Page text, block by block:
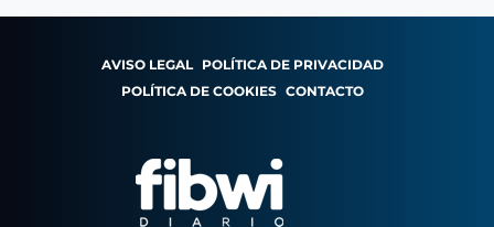
AVISO LEGAL POLÍTICA DE PRIVACIDAD
POLÍTICA DE COOKIES CONTACTO